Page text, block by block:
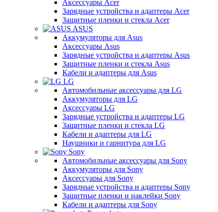
Аксессуары Acer
Зарядные устройства и адаптеры Acer
Защитные пленки и стекла Acer
ASUS
Аккумуляторы для Asus
Аксессуары Asus
Зарядные устройства и адаптеры Asus
Защитные пленки и стекла Asus
Кабели и адаптеры для Asus
LG
Автомобильные аксессуары для LG
Аккумуляторы для LG
Аксессуары LG
Зарядные устройства и адаптеры LG
Защитные пленки и стекла LG
Кабели и адаптеры для LG
Наушники и гарнитура для LG
Sony
Автомобильные аксессуары для Sony
Аккумуляторы для Sony
Аксессуары для Sony
Зарядные устройства и адаптеры Sony
Защитные пленки и наклейки Sony
Кабели и адаптеры для Sony